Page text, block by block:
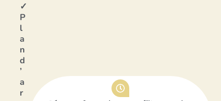
✓
P
l
a
n
d
’
a
r